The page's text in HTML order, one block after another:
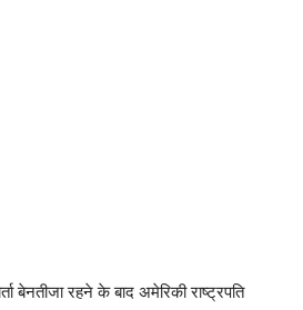
बेनतीजा रहने के बाद अमेरिकी राष्ट्रपति